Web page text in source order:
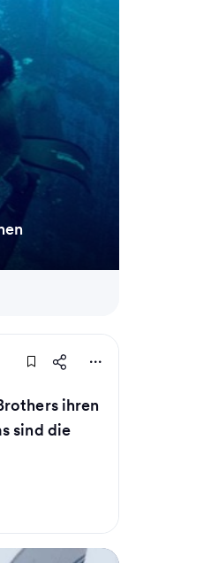
ihren
sind die